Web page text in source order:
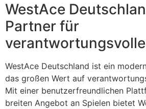
WestAce
Partner für
WestAce Deutschland ist ein
das großen Wert auf
Mit einer benutzerfreundlichen
breiten Angebot an Spielen bietet